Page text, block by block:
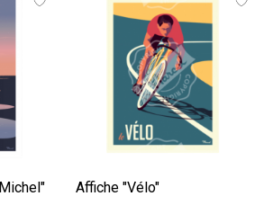
Affiche "Vélo"